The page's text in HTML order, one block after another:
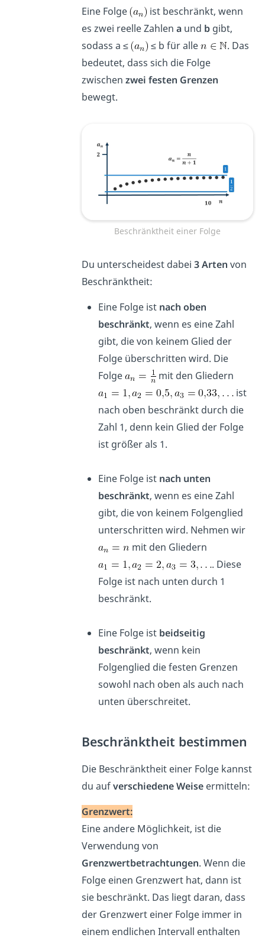
Eine Folge
ist beschränkt, wenn
es zwei reelle Zahlena und b gibt,
sodass a ≤
≤ b für alle
. Das
bedeutet, dass sich die Folge
zwischenzwei festen Grenzen
bewegt.
Beschränktheit einer Folge
Du unterscheidest dabei3 Arten von
Beschränktheit:
Eine Folge ist nach oben
beschränkt, wenn es eine Zahl
gibt, die von keinem Glied der
Folge überschritten wird. Die
Folge
mit den Gliedern
ist
nach oben beschränkt durch die
Zahl 1, denn kein Glied der Folge
ist größer als 1.
Eine Folge ist nach unten
beschränkt, wenn es eine Zahl
gibt, die von keinem Folgenglied
unterschritten wird. Nehmen wir
mit den Gliedern
. Diese
Folge ist nach unten durch 1
beschränkt.
Eine Folge ist beidseitig
beschränkt, wenn kein
Folgenglied die festen Grenzen
sowohl nach oben als auch nach
unten überschreitet.
Beschränktheit bestimmen
Die Beschränktheit einer Folge kannst
du aufverschiedene Weise ermitteln:
Grenzwert:
Eine andere Möglichkeit, ist die
Verwendung von
Grenzwertbetrachtungen. Wenn die
Folge einen Grenzwert hat, dann ist
sie beschränkt. Das liegt daran, dass
der Grenzwert einer Folge immer in
einem endlichen Intervall enthalten